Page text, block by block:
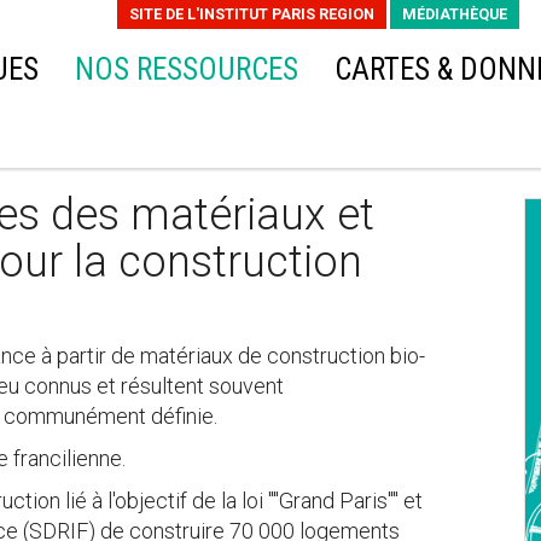
SITE DE L'INSTITUT PARIS REGION MÉDIATHÈQUE
NOS RESSOURCES CARTES &
des matériaux et
la construction
à partir de matériaux de construction bio-
connus et résultent souvent
définie.
francilienne.
lié à l'objectif de la loi ""Grand Paris"" et
(SDRIF) de construire 70 000 logements